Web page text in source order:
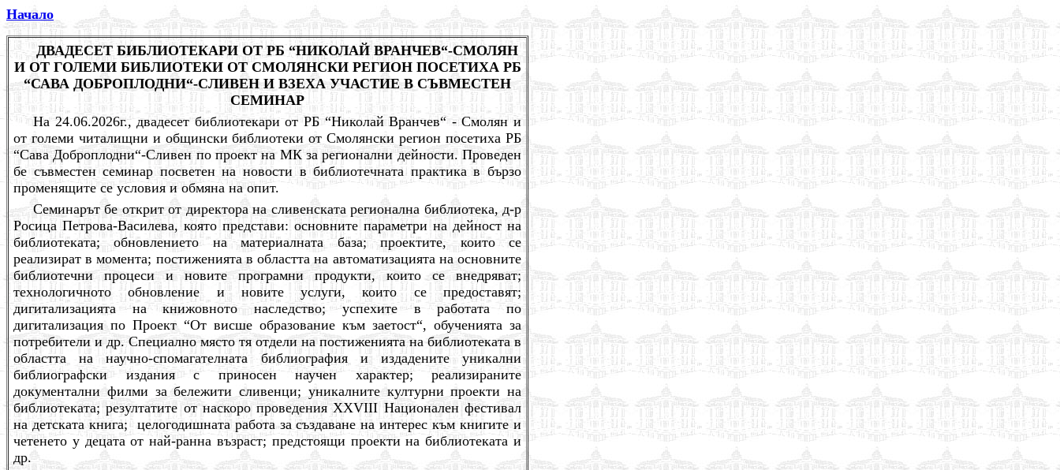
Начало
ДВАДЕСЕТ БИБЛИОТЕКАРИ ОТ РБ “НИКОЛАЙ ВРАНЧЕВ“-СМОЛЯН
И ОТ ГОЛЕМИ БИБЛИОТЕКИ ОТ СМОЛЯНСКИ РЕГИОН ПОСЕТИХА РБ
“САВА ДОБРОПЛОДНИ“-СЛИВЕН И ВЗЕХА УЧАСТИЕ В СЪВМЕСТЕН
СЕМИНАР
На 24.06.2026г., двадесет библиотекари от РБ “Николай Вранчев“ - Смолян и
от големи читалищни и общински библиотеки от Смолянски регион посетиха РБ
“Сава Доброплодни“-Сливен по проект на МК за регионални дейности. Проведен
бе съвместен семинар посветен на новости в библиотечната практика в бързо
променящите се условия и обмяна на опит.
Семинарът бе открит от директора на сливенската регионална библиотека, д-р
Росица Петрова-Василева, която представи: основните параметри на дейност на
библиотеката; обновлението на материалната база; проектите, които се
реализират в момента; постиженията в областта на автоматизацията на основните
библиотечни процеси и новите програмни продукти, които се внедряват;
технологичното обновление и новите услуги, които се предоставят;
дигитализацията на книжовното наследство; успехите в работата по
дигитализация по Проект “От висше образование към заетост“, обученията за
потребители и др. Специално място тя отдели на постиженията на библиотеката в
областта на научно-спомагателната библиография и издадените уникални
библиографски издания с приносен научен характер; реализираните
документални филми за бележити сливенци; уникалните културни проекти на
библиотеката; резултатите от наскоро проведенияXXVIII Национален фестивал
на детската книга; целогодишната работа за създаване на интерес към книгите и
четенето у децата от най-ранна възраст; предстоящи проекти на библиотеката и
др.